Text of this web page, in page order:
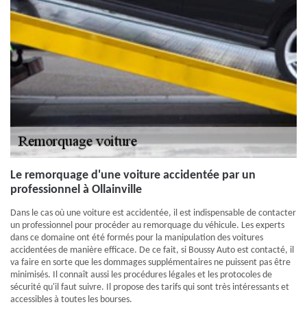
Le remorquage d'une voiture accidentée par un
professionnel à Ollainville
Dans le cas où une voiture est accidentée, il est indispensable de contacter
un professionnel pour procéder au remorquage du véhicule. Les experts
dans ce domaine ont été formés pour la manipulation des voitures
accidentées de manière efficace. De ce fait, si Boussy Auto est contacté, il
va faire en sorte que les dommages supplémentaires ne puissent pas être
minimisés. Il connaît aussi les procédures légales et les protocoles de
sécurité qu'il faut suivre. Il propose des tarifs qui sont très intéressants et
accessibles à toutes les bourses.